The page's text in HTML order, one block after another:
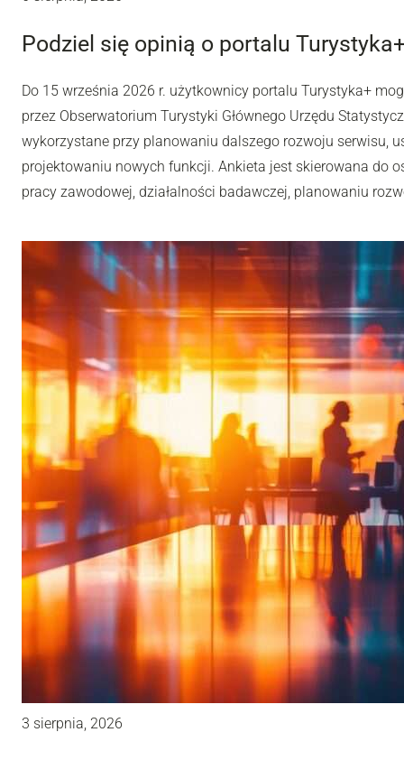
Podziel się opinią o portalu
Do 15 września 2026 r. użytkownicy portalu Turystyka+
przez Obserwatorium Turystyki Głównego Urzędu
wykorzystane przy planowaniu dalszego rozwoju serwisu,
projektowaniu nowych funkcji. Ankieta jest skierowana do
pracy zawodowej, działalności badawczej, planowaniu
3 sierpnia, 2026